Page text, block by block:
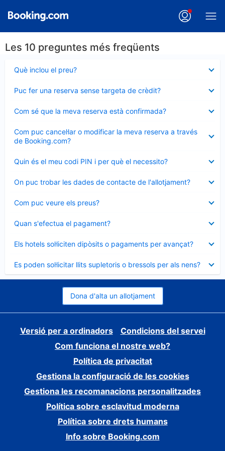
Les 10 preguntes més freqüents
Què inclou el preu?
tancat
Puc fer una reserva sense targeta de crèdit?
tancat
Com sé que la meva reserva està confirmada?
tancat
Com puc cancel·lar o modificar la meva reserva a través
de Booking.com?
tancat
Quin és el meu codi PIN i per què el necessito?
tancat
On puc trobar les dades de contacte de l'allotjament?
tancat
Com puc veure els preus?
tancat
Quan s'efectua el pagament?
tancat
Els hotels sol·liciten dipòsits o pagaments per avançat?
tancat
Es poden sol·licitar llits supletoris o bressols per als nens?
tancat
Dona d'alta un allotjament
Versió per a ordinadors
Condicions del servei
Com funciona el nostre web?
Política de privacitat
Gestiona la configuració de les cookies
Gestiona les recomanacions personalitzades
Política sobre esclavitud moderna
Política sobre drets humans
Info sobre Booking.com